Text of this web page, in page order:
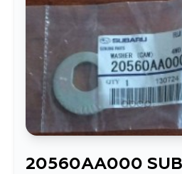
20560AA000